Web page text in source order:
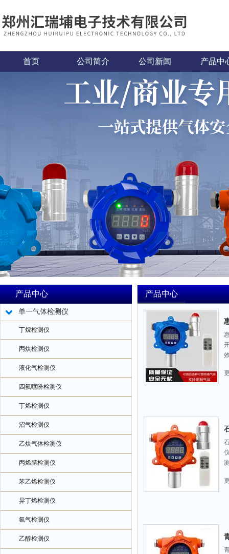
首页 公司简介 公司新闻 产品中
产品中心
单一气体检测仪
丁烷检测仪
丙炔检测仪
液化气检测仪
四氟噻吩检测仪
丁烯检测仪
沼气检测仪
乙炔气体检测仪
丙烯腈检测仪
苯乙烯检测仪
异丁烯检测仪
氩气检测仪
乙醇检测仪
产品中心